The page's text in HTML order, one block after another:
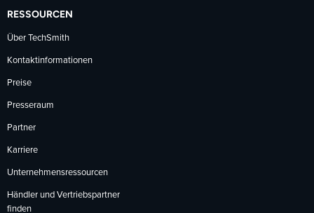
RESSOURCEN
Über TechSmith
Kontaktinformationen
Preise
Presseraum
Partner
Karriere
Unternehmensressourcen
Händler und Vertriebspartner
finden